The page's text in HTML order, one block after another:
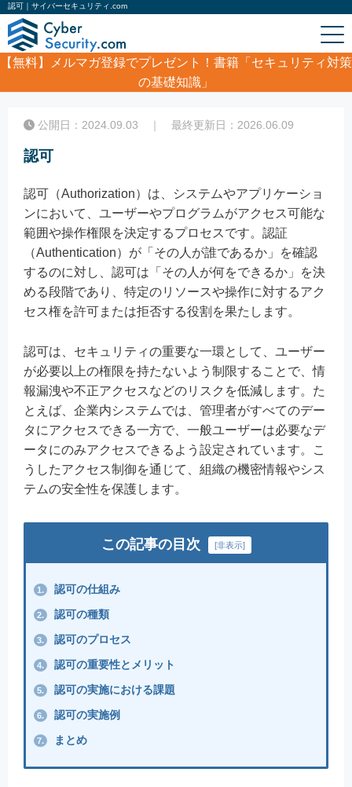
認可｜サイバーセキュリティ.com
【無料】
メルマガ登録でプレゼント！書籍「セキュリティ対策
の基礎知識」
認可
公開日：2024.09.03 ｜ 最終更新日：2026.06.09
認可
認可（Authorization）は、システムやアプリケーショ
ンにおいて、ユーザーやプログラムがアクセス可能な
範囲や操作権限を決定するプロセスです。認証
（Authentication）が「その人が誰であるか」を確認
するのに対し、認可は「その人が何をできるか」を決
める段階であり、特定のリソースや操作に対するアク
セス権を許可または拒否する役割を果たします。
認可は、セキュリティの重要な一環として、ユーザー
が必要以上の権限を持たないよう制限することで、情
報漏洩や不正アクセスなどのリスクを低減します。た
とえば、企業内システムでは、管理者がすべてのデー
タにアクセスできる一方で、一般ユーザーは必要なデ
ータにのみアクセスできるよう設定されています。こ
うしたアクセス制御を通じて、組織の機密情報やシス
テムの安全性を保護します。
この記事の目次 [非表示]
1. 認可の仕組み
2. 認可の種類
3. 認可のプロセス
4. 認可の重要性とメリット
5. 認可の実施における課題
6. 認可の実施例
7. まとめ